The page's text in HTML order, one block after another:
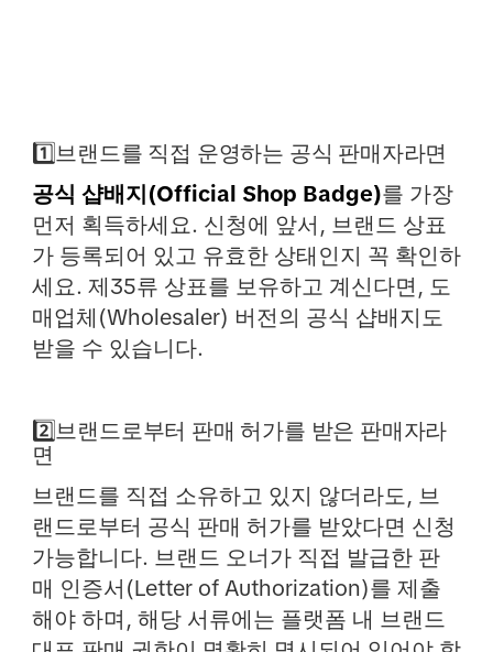
1️⃣브랜드를 직접 운영하는 공식 판매자라면
공식 샵배지(Official Shop Badge)를 가장
먼저 획득하세요. 신청에 앞서, 브랜드 상표
가 등록되어 있고 유효한 상태인지 꼭 확인하
세요. 제35류 상표를 보유하고 계신다면, 도
매업체(Wholesaler) 버전의 공식 샵배지도
받을 수 있습니다.
2️⃣브랜드로부터 판매 허가를 받은 판매자라
면
브랜드를 직접 소유하고 있지 않더라도, 브
랜드로부터 공식 판매 허가를 받았다면 신청
가능합니다. 브랜드 오너가 직접 발급한 판
매 인증서(Letter of Authorization)를 제출
해야 하며, 해당 서류에는 플랫폼 내 브랜드